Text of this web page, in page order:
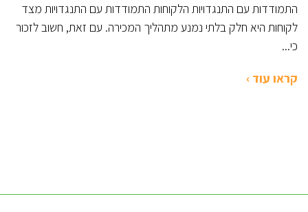
התמודדות עם התנגדויות הלקוחות התמודדות עם התנגדויות מצד
לקוחות היא חלק בלתי נמנע מתהליך המכירה. עם זאת, חשוב לזכור
כי...
קראו עוד ›